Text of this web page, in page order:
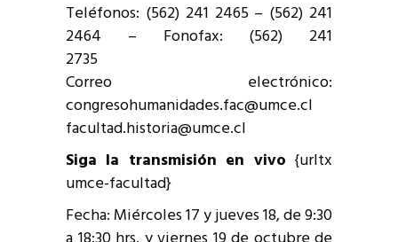
Teléfonos: (562) 241 2465 – (562) 241
2464 – Fonofax: (562) 241
2735
Correo electrónico:
congresohumanidades.fac@umce.cl
facultad.historia@umce.cl
Siga la transmisión en vivo {urltx
umce-facultad}
Fecha: Miércoles 17 y jueves 18, de 9:30